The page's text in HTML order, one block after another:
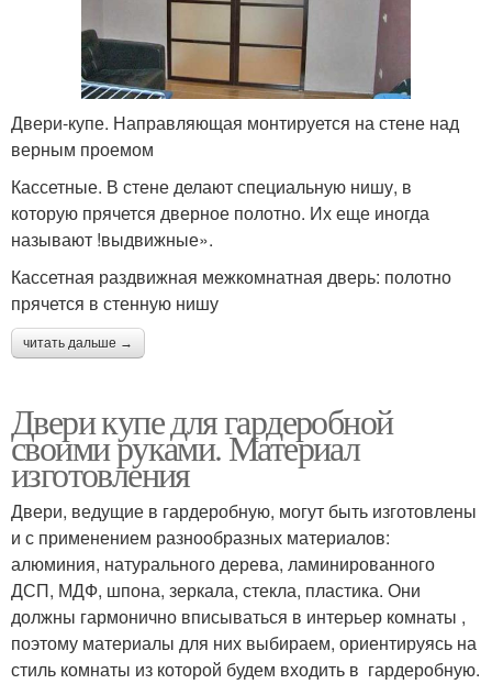
Двери-купе. Направляющая монтируется на стене над
верным проемом
Кассетные. В стене делают специальную нишу, в
которую прячется дверное полотно. Их еще иногда
называют !выдвижные».
Кассетная раздвижная межкомнатная дверь: полотно
прячется в стенную нишу
читать дальше →
Двери купе для гардеробной
своими руками. Материал
изготовления
Двери, ведущие в гардеробную, могут быть изготовлены
и с применением разнообразных материалов:
алюминия, натурального дерева, ламинированного
ДСП, МДФ, шпона, зеркала, стекла, пластика. Они
должны гармонично вписываться в интерьер комнаты ,
поэтому материалы для них выбираем, ориентируясь на
стиль комнаты из которой будем входить в гардеробную.